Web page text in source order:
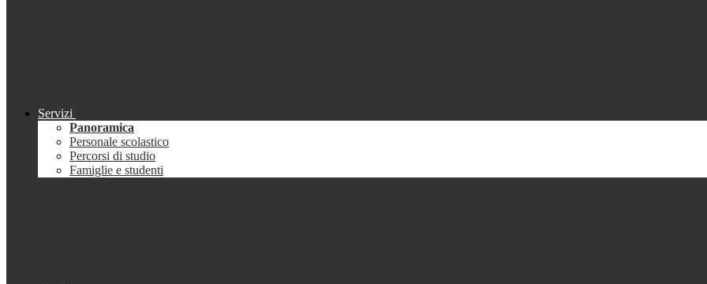
Servizi
Panoramica
Personale scolastico
Percorsi di studio
Famiglie e studenti